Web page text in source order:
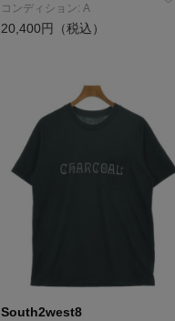
コンディション: A
20,400円（税込）
South2west8